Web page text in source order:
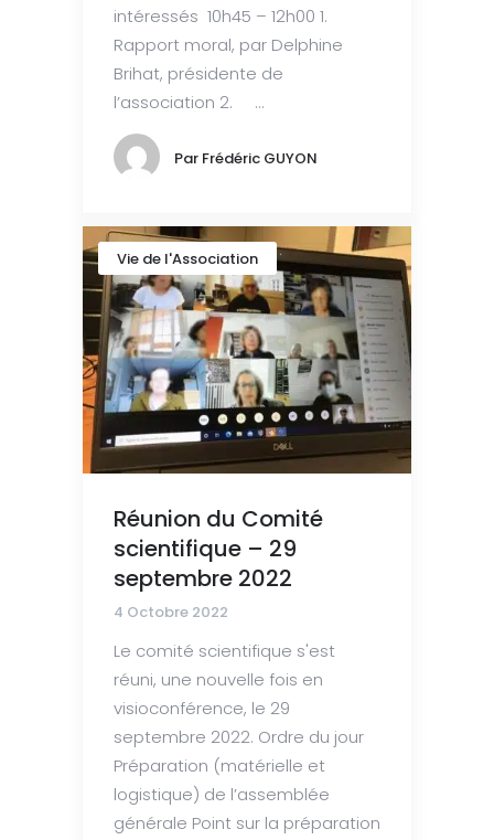
intéressés 10h45 – 12h00 1.
Rapport moral, par Delphine
Brihat, présidente de
l’association 2. ...
Par Frédéric GUYON
Vie de l'Association
Réunion du Comité
scientifique – 29
septembre 2022
4 Octobre 2022
Le comité scientifique s'est
réuni, une nouvelle fois en
visioconférence, le 29
septembre 2022. Ordre du jour
Préparation (matérielle et
logistique) de l’assemblée
générale Point sur la préparation